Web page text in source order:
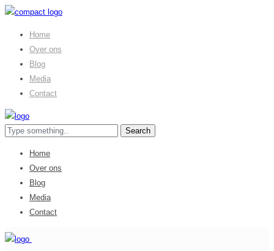
Home
Over ons
Blog
Media
Contact
Home
Over ons
Blog
Media
Contact